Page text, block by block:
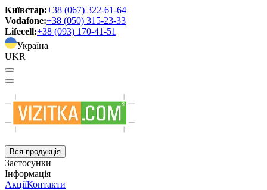
Київстар:+38 (067) 322-61-64
Vodafone:+38 (050) 315-23-33
Lifecell:+38 (093) 170-41-51
Україна
UKR
Вся продукція
Застосунки
Інформація
АкціїКонтакти